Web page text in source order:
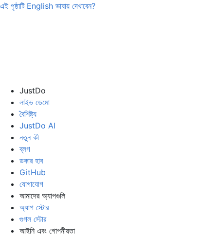
এই পৃষ্ঠাটি English ভাষায় দেখাবেন?
JustDo
লাইভ ডেমো
বৈশিষ্ট্য
JustDo AI
নতুন কী
ব্লগ
ডকার হাব
GitHub
যোগাযোগ
আমাদের অ্যাপগুলি
অ্যাপ স্টোর
গুগল স্টোর
আইনি এবং গোপনীয়তা